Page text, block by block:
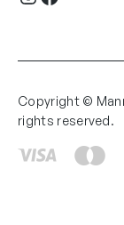
Copyright ©
rights reserved.